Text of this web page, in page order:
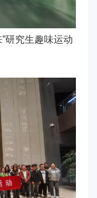
研究生趣味运动